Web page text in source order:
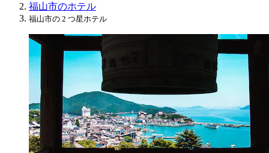
福山市のホテル
福山市の 2 つ星ホテル